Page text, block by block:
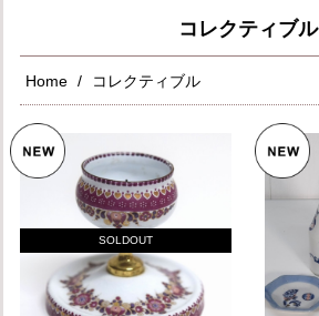
コレクティブル
Home コレクティブル
SOLDOUT